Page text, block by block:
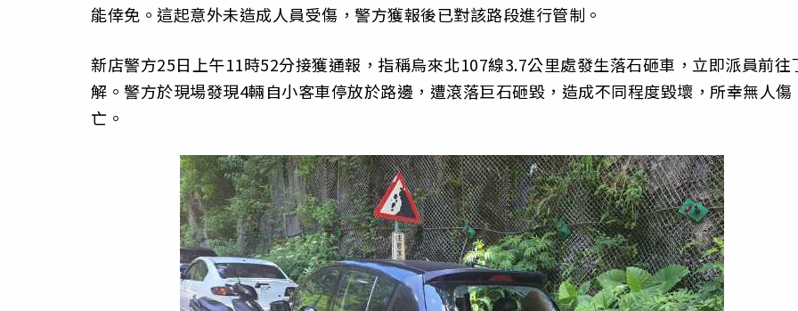
能倖免。這起意外未造成人員受傷，警方獲報後已對該路段進行管制。
新店警方25日上午11時52分接獲通報，指稱烏來北107線3.7公里處發生落石砸車，立即派員前往
解。警方於現場發現4輛自小客車停放於路邊，遭滾落巨石砸毀，造成不同程度毀壞，所幸無人傷
亡。